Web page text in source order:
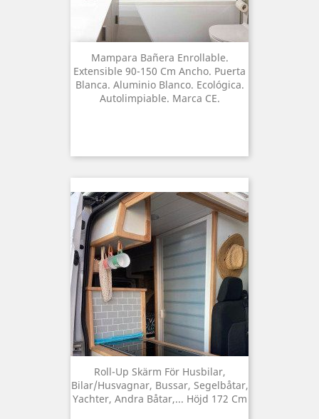
Mampara Bañera Enrollable.
Extensible 90-150 Cm Ancho. Puerta
Blanca. Aluminio Blanco. Ecológica.
Autolimpiable. Marca CE.
Roll-Up Skärm För Husbilar,
Bilar/husvagnar, Bussar, Segelbåtar,
Yachter, Andra Båtar,... Höjd 172 Cm